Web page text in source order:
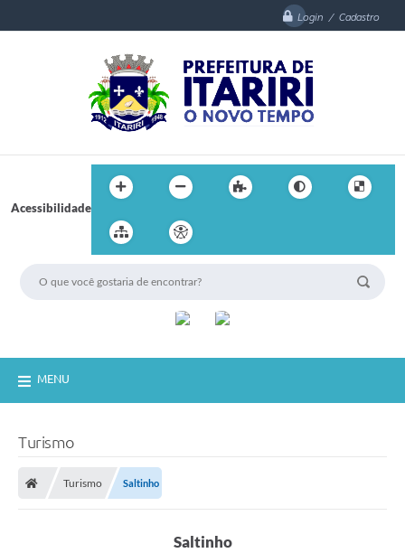
Login / Cadastro
Acessibilidade
MENU
Turismo
Turismo Saltinho
Saltinho